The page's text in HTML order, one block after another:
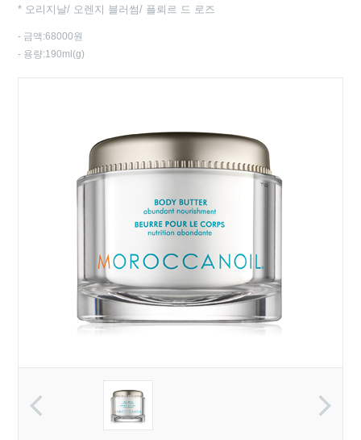
* 오리지날/ 오렌지 블러썸/ 플뢰르 드 로즈
- 금액:68000원
- 용량:190ml(g)